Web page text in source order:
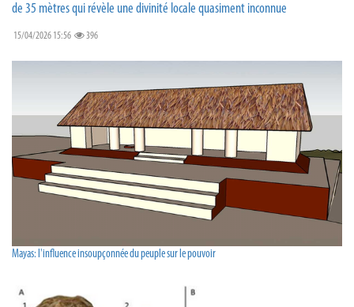
de 35 mètres qui révèle une divinité locale quasiment inconnue
15/04/2026 15:56 396
Mayas: l'influence insoupçonnée du peuple sur le pouvoir